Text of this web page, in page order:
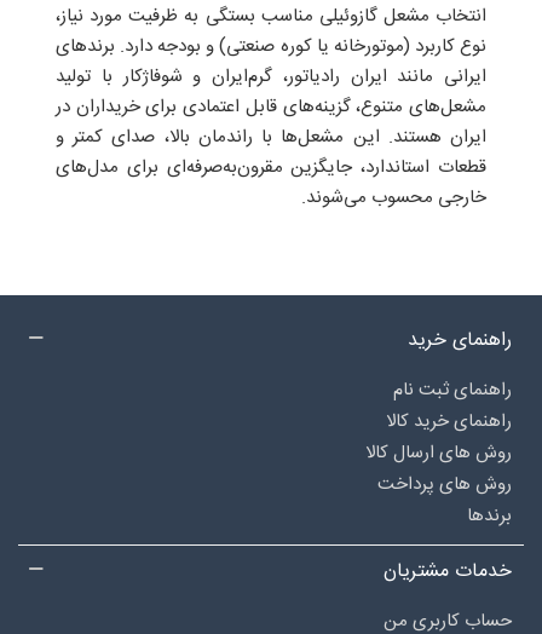
انتخاب مشعل گازوئیلی مناسب بستگی به ظرفیت مورد نیاز،
نوع کاربرد (موتورخانه یا کوره صنعتی) و بودجه دارد. برندهای
ایرانی مانند ایران رادیاتور، گرم‌ایران و شوفاژکار با تولید
مشعل‌های متنوع، گزینه‌های قابل اعتمادی برای خریداران در
ایران هستند. این مشعل‌ها با راندمان بالا، صدای کمتر و
قطعات استاندارد، جایگزین مقرون‌به‌صرفه‌ای برای مدل‌های
خارجی محسوب می‌شوند.
راهنمای خرید
راهنمای ثبت نام
راهنمای خرید کالا
روش های ارسال کالا
روش های پرداخت
برندها
خدمات مشتریان
حساب کاربری من